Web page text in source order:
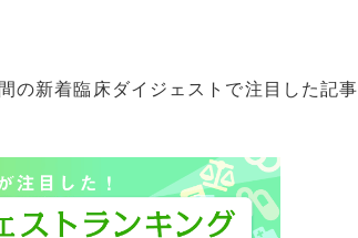
の新着臨床ダイジェストで注目した記事